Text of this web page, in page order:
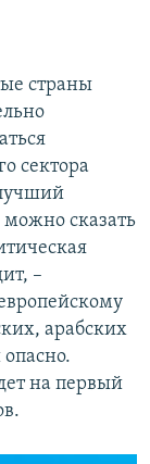
страны
сектора
сказать
–
арабских
на первый